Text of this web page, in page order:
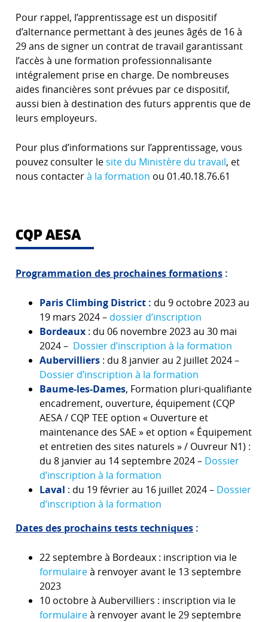
Pour rappel, l’apprentissage est un dispositif
d’alternance permettant à des jeunes âgés de 16 à
29 ans de signer un contrat de travail garantissant
l’accès à une formation professionnalisante
intégralement prise en charge. De nombreuses
aides financières sont prévues par ce dispositif,
aussi bien à destination des futurs apprentis que de
leurs employeurs.
Pour plus d’informations sur l’apprentissage, vous
pouvez consulter lesite du Ministère du travail, et
nous contacterà la formation ou 01.40.18.76.61
CQP AESA
Programmation des prochaines formations :
Paris Climbing District : du 9 octobre 2023 au
19 mars 2024 – dossier d’inscription
Bordeaux : du 06 novembre 2023 au 30 mai
2024 – Dossier d’inscription à la formation
Aubervilliers : du 8 janvier au 2 juillet 2024 –
Dossier d’inscription à la formation
Baume-les-Dames, Formation pluri-qualifiante
encadrement, ouverture, équipement (CQP
AESA / CQP TEE option « Ouverture et
maintenance des SAE » et option « Équipement
et entretien des sites naturels » / Ouvreur N1) :
du 8 janvier au 14 septembre 2024 – Dossier
d’inscription à la formation
Laval : du 19 février au 16 juillet 2024 – Dossier
d’inscription à la formation
Dates des prochains tests techniques :
22 septembre à Bordeaux : inscription via le
formulaireà renvoyer avant le 13 septembre
2023
10 octobre à Aubervilliers : inscription via le
formulaireà renvoyer avant le 29 septembre